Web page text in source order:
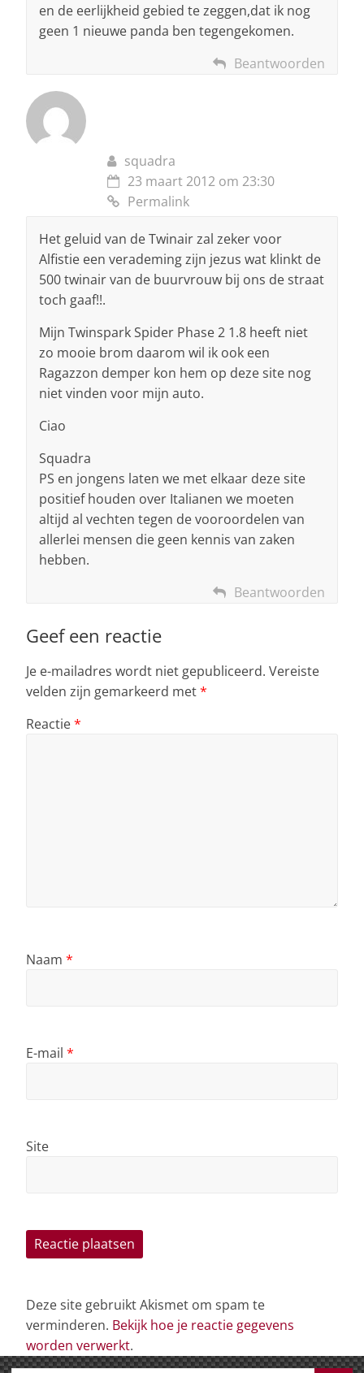
en de eerlijkheid gebied te zeggen,dat ik nog
geen 1 nieuwe panda ben tegengekomen.
Beantwoorden
squadra
23 maart 2012 om 23:30
Permalink
Het geluid van de Twinair zal zeker voor
Alfistie een verademing zijn jezus wat klinkt de
500 twinair van de buurvrouw bij ons de straat
toch gaaf!!.
Mijn Twinspark Spider Phase 2 1.8 heeft niet
zo mooie brom daarom wil ik ook een
Ragazzon demper kon hem op deze site nog
niet vinden voor mijn auto.
Ciao
Squadra
PS en jongens laten we met elkaar deze site
positief houden over Italianen we moeten
altijd al vechten tegen de vooroordelen van
allerlei mensen die geen kennis van zaken
hebben.
Beantwoorden
Geef een reactie
Je e-mailadres wordt niet gepubliceerd. Vereiste
velden zijn gemarkeerd met*
Reactie*
Naam *
E-mail *
Site
Deze site gebruikt Akismet om spam te
verminderen. Bekijk hoe je reactie gegevens
worden verwerkt.